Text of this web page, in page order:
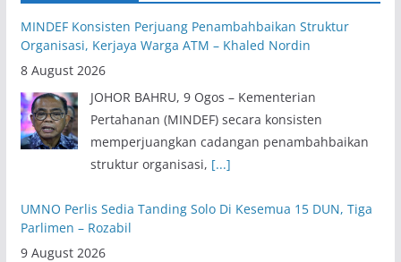
MINDEF Konsisten Perjuang Penambahbaikan Struktur
Organisasi, Kerjaya Warga ATM – Khaled Nordin
8 August 2026
JOHOR BAHRU, 9 Ogos – Kementerian
Pertahanan (MINDEF) secara konsisten
memperjuangkan cadangan penambahbaikan
struktur organisasi, [...]
UMNO Perlis Sedia Tanding Solo Di Kesemua 15 DUN, Tiga
Parlimen – Rozabil
9 August 2026